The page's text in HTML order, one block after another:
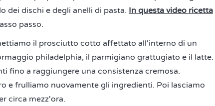
dei dischi e degli anelli di pasta. In questa video ricetta
passo.
il prosciutto cotto affettato all'interno di un
philadelphia, il parmigiano grattugiato e il latte.
fino a raggiungere una consistenza cremosa.
e frulliamo nuovamente gli ingredienti. Poi lasciamo
circa mezz'ora.